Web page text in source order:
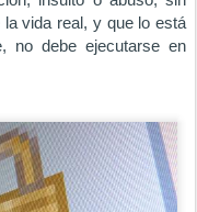
vida real, y que lo está
no debe ejecutarse en